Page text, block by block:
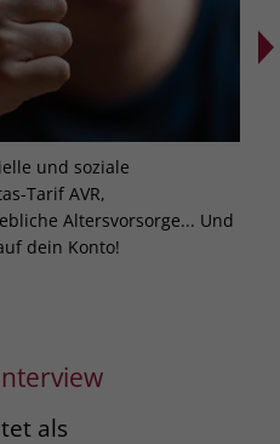
und soziale
Tarif AVR,
Altersvorsorge... Und
dein Konto!
als